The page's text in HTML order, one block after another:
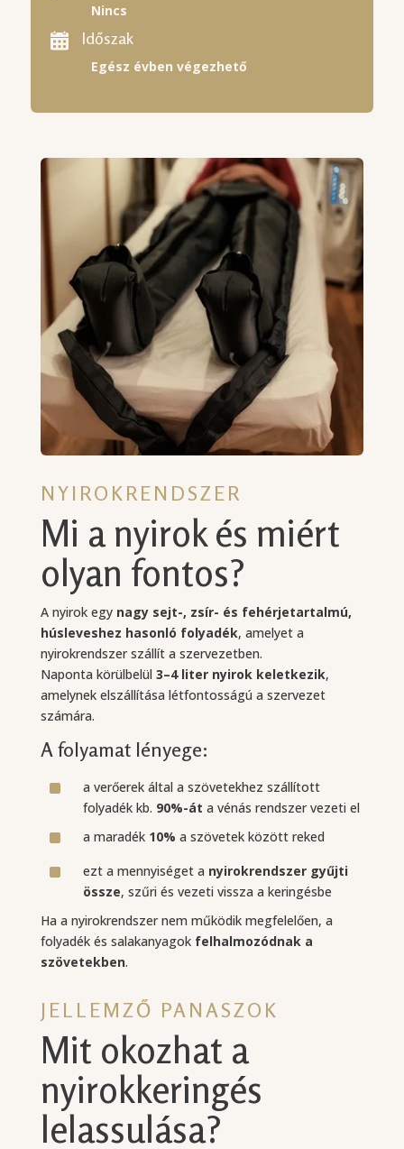
Nincs
Időszak
Egész évben végezhető
NYIROKRENDSZER
Mi a nyirok és miért
olyan fontos?
A nyirok egy nagy sejt-, zsír- és fehérjetartalmú,
húsleveshez hasonló folyadék, amelyet a
nyirokrendszer szállít a szervezetben.
Naponta körülbelül 3–4 liter nyirok keletkezik,
amelynek elszállítása létfontosságú a szervezet
számára.
A folyamat lényege:
^
a verőerek által a szövetekhez szállított
folyadék kb. 90%-át a vénás rendszer vezeti el
^ a maradék 10% a szövetek között reked
^ ezt a mennyiséget a nyirokrendszer gyűjti
össze, szűri és vezeti vissza a keringésbe
Ha a nyirokrendszer nem működik megfelelően, a
folyadék és salakanyagok felhalmozódnak a
szövetekben.
JELLEMZŐ PANASZOK
Mit okozhat a
nyirokkeringés
lelassulása?